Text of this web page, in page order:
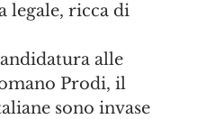
legale, ricca di
alle
Prodi, il
sono invase